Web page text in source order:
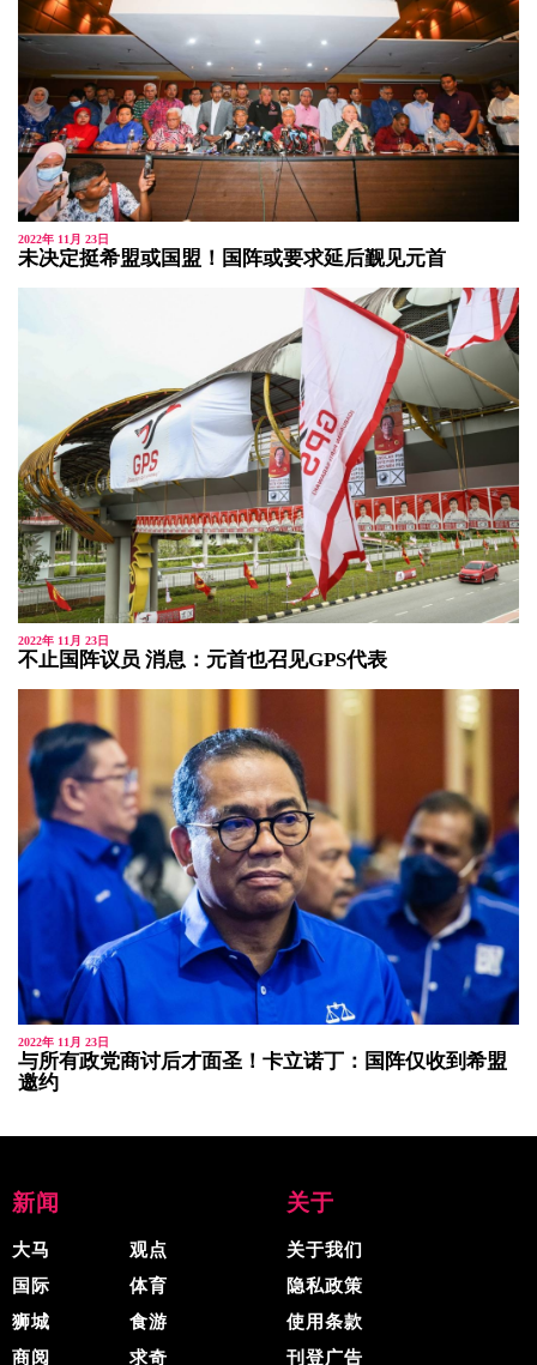
2022年 11月 23日
未决定挺希盟或国盟！国阵或要求延后觐见元首
2022年 11月 23日
不止国阵议员 消息：元首也召见GPS代表
2022年 11月 23日
与所有政党商讨后才面圣！卡立诺丁：国阵仅收到希盟
邀约
新闻
大马
国际
狮城
商阅
观点
体育
食游
求奇
关于
关于我们
隐私政策
使用条款
刊登广告